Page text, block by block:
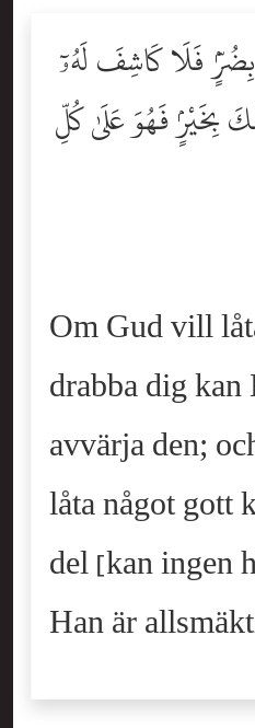
فَلَا كَاشِفَ لَهُۥٓ
بِخَيْرٍۢ فَهُوَ عَلَىٰ كُلِّ
Om Gud vill
drabba dig kan
avvärja den;
låta något gott
del [kan ingen
Han är